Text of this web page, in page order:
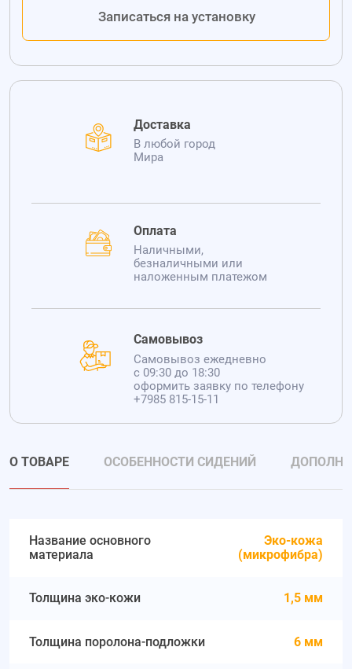
Записаться на установку
Доставка
В любой город
Мира
Оплата
Наличными,
безналичными или
наложенным платежом
Самовывоз
Самовывоз ежедневно
с 09:30 до 18:30
оформить заявку по телефону
+7985 815-15-11
О ТОВАРЕ ОСОБЕННОСТИ СИДЕНИЙ
Название основного
материала
Эко-кожа
(микрофибра)
Толщина эко-кожи 1,5 мм
Толщина поролона-подложки 6 мм